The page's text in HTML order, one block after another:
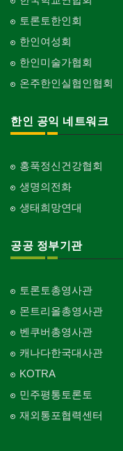
Art Gallery/Framing
행사/이벤트
Event
인벤토리
인터넷/소프트웨어 개발
Organization-Buddhist
Organization-Christianity
교회-장로교회
Church-Presbyterian
Church-United
Church-7th Day Adventist
교회-씨 앤 엠에이
Church-C & MA
Church-Full Gospel
Church-Evangelical
Church-Mission
Church-Independent
교회-기타
토론토한인회
한인여성회
한인미술가협회
온주한인실협인협회
한인 공익 네트워크
홍푹정신건강협회
생명의전화
생태희망연대
공공 정부기관
토론토총영사관
몬트리올총영사관
벤쿠버총영사관
캐나다한국대사관
KOTRA
민주평통토론토
재외통포협력센터